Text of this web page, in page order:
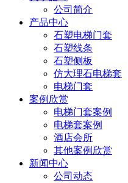
公司简介
产品中心
石塑电梯门套
石塑线条
石塑侧板
仿大理石电梯套
电梯门套
案例欣赏
电梯门套案例
电梯套案例
酒店会所
其他案例欣赏
新闻中心
公司动态